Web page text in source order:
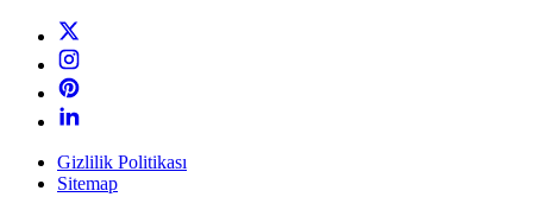
Gizlilik Politikası
Sitemap